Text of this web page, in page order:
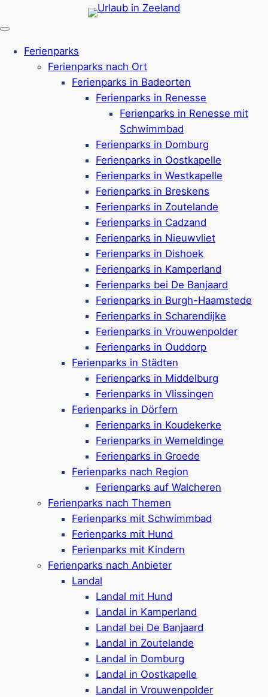
Inhalt
Ferienparks
Ferienparks nach Ort
Ferienparks in Badeorten
Ferienparks in Renesse
Ferienparks in Renesse mit
Schwimmbad
Ferienparks in Domburg
Ferienparks in Oostkapelle
Ferienparks in Westkapelle
Ferienparks in Breskens
Ferienparks in Zoutelande
Ferienparks in Cadzand
Ferienparks in Nieuwvliet
Ferienparks in Dishoek
Ferienparks in Kamperland
Ferienparks bei De Banjaard
Ferienparks in Burgh-Haamstede
Ferienparks in Scharendijke
Ferienparks in Vrouwenpolder
Ferienparks in Ouddorp
Ferienparks in Städten
Ferienparks in Middelburg
Ferienparks in Vlissingen
Ferienparks in Dörfern
Ferienparks in Koudekerke
Ferienparks in Wemeldinge
Ferienparks in Groede
Ferienparks nach Region
Ferienparks auf Walcheren
Ferienparks nach Themen
Ferienparks mit Schwimmbad
Ferienparks mit Hund
Ferienparks mit Kindern
Ferienparks nach Anbieter
Landal
Landal mit Hund
Landal in Kamperland
Landal bei De Banjaard
Landal in Zoutelande
Landal in Domburg
Landal in Oostkapelle
Landal in Vrouwenpolder
Roompot in
Oostkapelle –
Strandurlaub im
Ferienpark
Ein Urlaub im Roompot in Oostkapelle verbindet
Natur, Strand und Entspannung. DerRoompot-
FerienparkBos en Duin* liegt direkt in
Oostkapelle und ist eine kleine, strandnahe
Anlage mit modernen Ferienhäusern. Praktisch
ist die Auswahl zwischen hundefreundlichen
und hundefreien Unterkünften, was den Park
auch für Gäste mit Hund sehr attraktiv macht.
Gleichzeitig gibt es in derUmgebung von
Oostkapelle noch weitere Roompot Ferienparks
die zusätzliche Angebote wie Schwimmbäder,
Wellness oder Sportmöglichkeiten bereithalten.
Hier werden Sie bestimmt fündig!
Alle Angebote von Roompot
in & um Oostkapelle ⤵